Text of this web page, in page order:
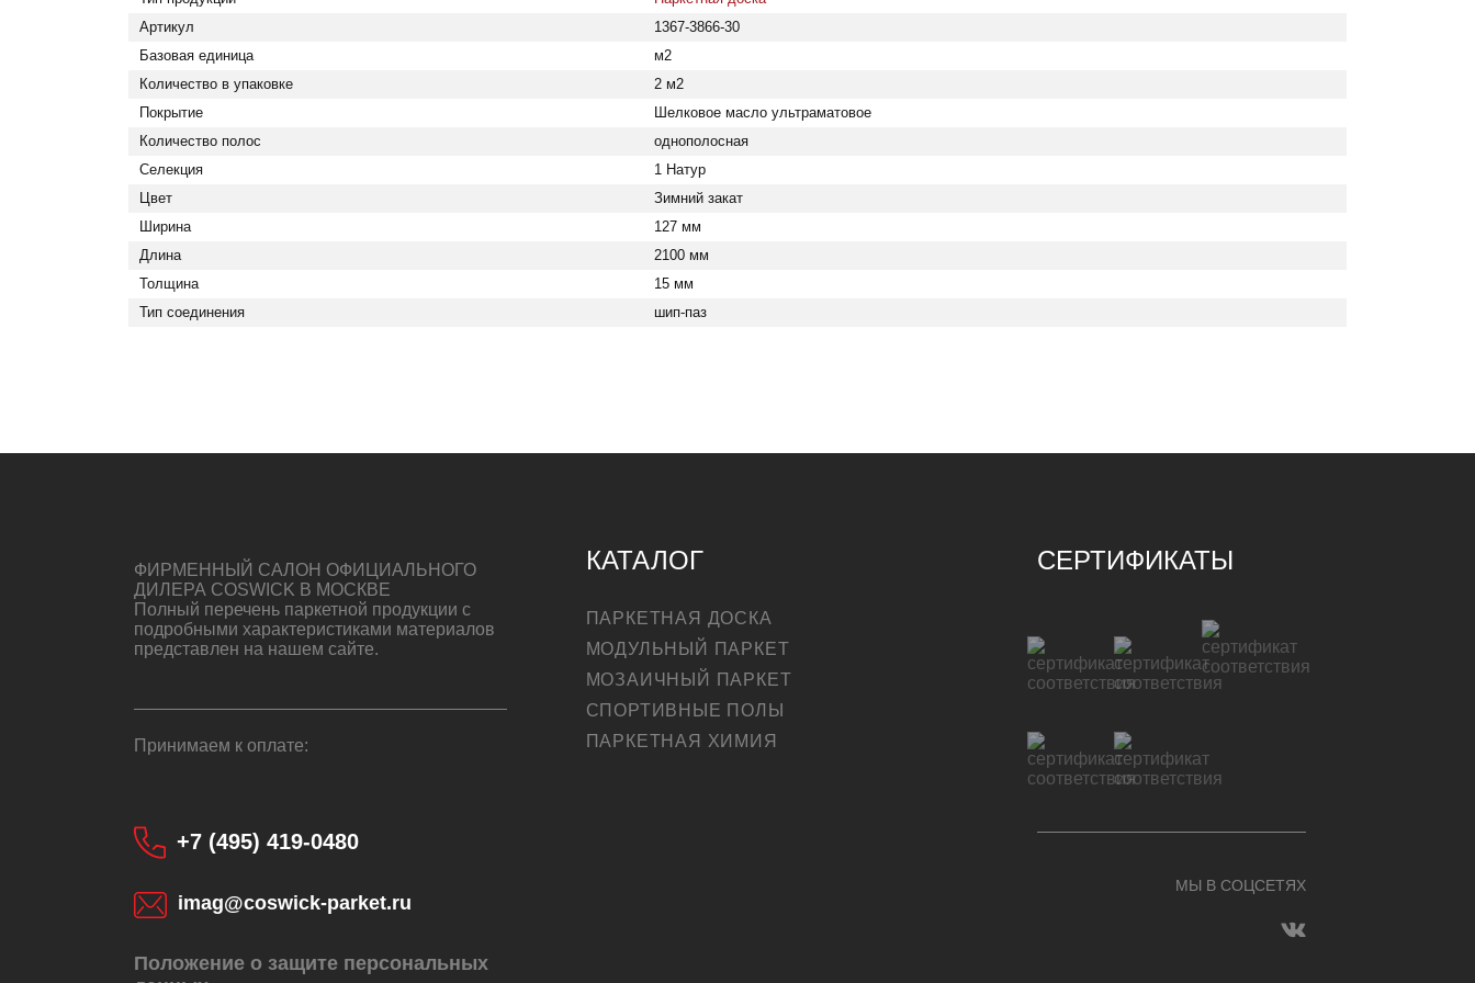
Артикул
1367-3866-30
Базовая единица
м2
Количество в упаковке
2 м2
Покрытие
Шелковое масло ультраматовое
Количество полос
однополосная
Селекция
1 Натур
Цвет
Зимний закат
Ширина
127 мм
Длина
2100 мм
Толщина
15 мм
Тип соединения
шип-паз
КУПИТЬ
ФИРМЕННЫЙ САЛОН ОФИЦИАЛЬНОГО
ДИЛЕРА COSWICK В МОСКВЕ
Полный перечень паркетной продукции с
подробными характеристиками материалов
представлен на нашем сайте.
Принимаем к оплате:
+7 (495) 419-0480
imag@coswick-parket.ru
Положение о защите персональных
КАТАЛОГ
ПАРКЕТНАЯ ДОСКА
МОДУЛЬНЫЙ ПАРКЕТ
МОЗАИЧНЫЙ ПАРКЕТ
СПОРТИВНЫЕ ПОЛЫ
ПАРКЕТНАЯ ХИМИЯ
СЕРТИФИКАТЫ
МЫ В СОЦСЕТЯХ